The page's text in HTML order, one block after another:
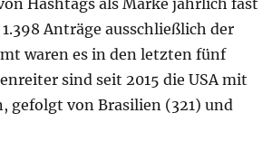
Hashtags als Marke jährlich fast
Anträge ausschließlich der
waren es in den letzten fünf
sind seit 2015 die USA mit
gefolgt von Brasilien (321) und